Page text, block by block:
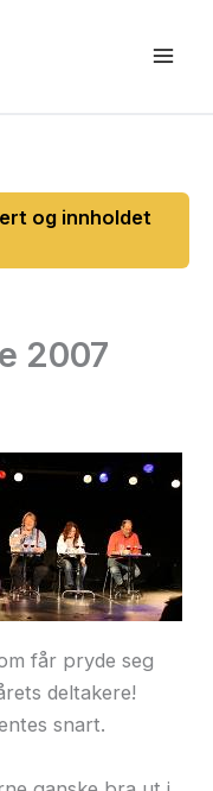
2007
får pryde seg
deltakere!
snart.